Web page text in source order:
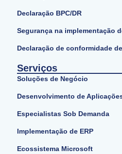
Declaração BPC/DR
Segurança na implementação
Declaração de conformidade
Serviços
Soluções de Negócio
Desenvolvimento de
Especialistas Sob Demanda
Implementação de ERP
Ecossistema Microsoft